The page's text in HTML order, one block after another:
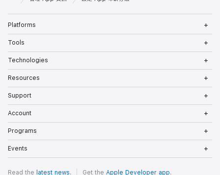
童」類別中顯示你的 App，請在「年齡類別與分級覆蓋」
下選擇「無適用類別」，然後繼續進行第 6 步。
年齡類別與分級覆蓋
計算後的分級會顯示在進度列的「其他資訊」區段中。如
果你的 App 專供特定年齡類別、App 的 EULA 有年齡
要求，或者你認為 App 應該獲得更高的分級，你可以選
擇「專為兒童製作」或「以更高年齡分級覆蓋」，藉此調整
App 的分級，以準確反映 App 的內容和功能。
App Store 的「專為兒童製作」類別
如果計算後的 App 年齡分級為 4+ 歲或 9+ 歲，且你希
Platforms
Tools
Technologies
Resources
Support
Account
Programs
Events
Read the latest news. Get the Apple Developer app.